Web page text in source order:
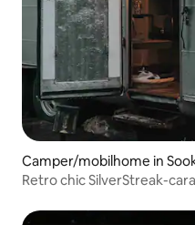
Camper/mobilhome in
Retro chic SilverStreak-